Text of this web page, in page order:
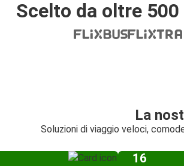
Scelto da oltre
La
Soluzioni di viaggio veloci,
16